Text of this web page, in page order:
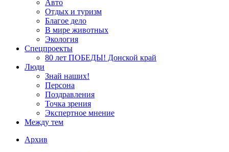
Авто
Отдых и туризм
Благое дело
В мире животных
Экология
Спецпроекты
80 лет ПОБЕДЫ! Донской край
Люди
Знай наших!
Персона
Поздравления
Точка зрения
Экспертное мнение
Между тем
Архив